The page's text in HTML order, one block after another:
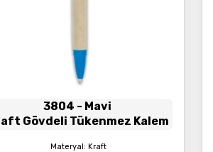
3804 - Mavi
Gövdeli Tükenmez Kalem
Materyal: Kraft